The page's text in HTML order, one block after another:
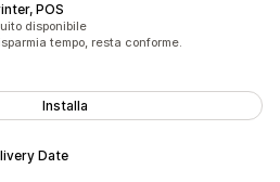
POS
disponibile
tempo, resta conforme.
Installa
Date